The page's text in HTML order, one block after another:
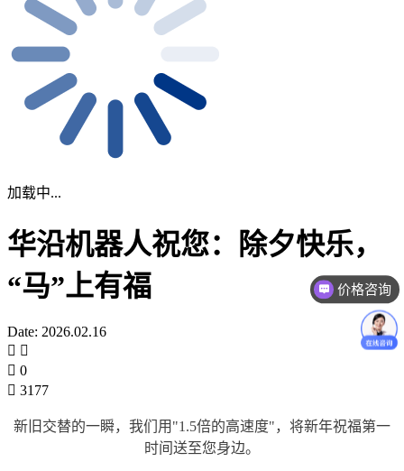
加载中...
华沿机器人祝您：除夕快乐，
“马”上有福
Date: 2026.02.16
0
3177
新旧交替的一瞬，我们用"1.5倍的高速度"，将新年祝福第一
时间送至您身边。
价格咨询